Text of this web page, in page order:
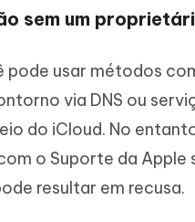
sem um
pode usar métodos
via DNS ou
do iCloud. No
o Suporte da Apple
resultar em recusa.